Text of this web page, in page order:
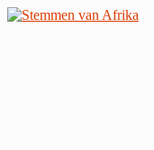
Ga